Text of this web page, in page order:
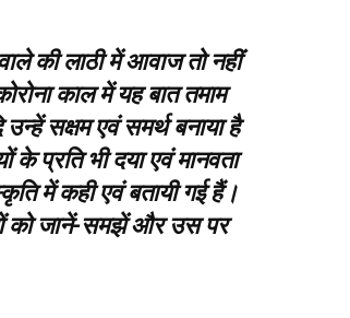
की लाठी में आवाज तो नहीं
काल में यह बात तमाम
सक्षम एवं समर्थ बनाया है
के प्रति भी दया एवं मानवता
में कही एवं बतायी गई हैं।
को जानें-समझें और उस पर